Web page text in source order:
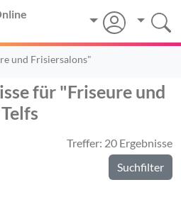
und Frisiersalons"
für "Friseure und
Treffer: 20 Ergebnisse
Suchfilter